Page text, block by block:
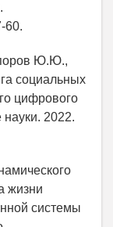
60.
Ю.Ю.,
социальных
цифрового
2022.
жизни
системы